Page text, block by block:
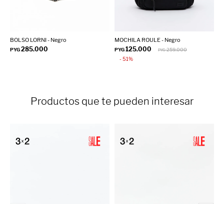
BOLSO LORNI - Negro
PYG285.000
MOCHILA ROULE - Negro
PYG125.000 PYG 259.000
51
Productos que te pueden interesar